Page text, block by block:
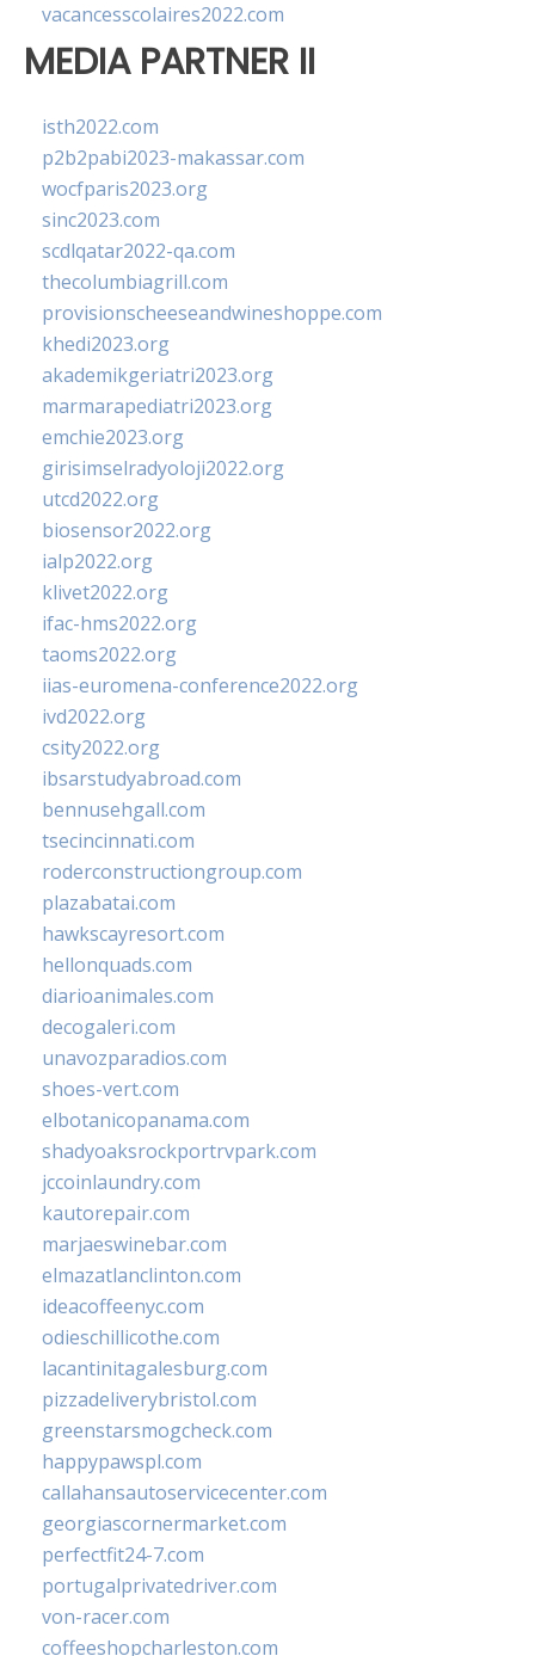
vacancesscolaires2022.com
MEDIA PARTNER II
isth2022.com
p2b2pabi2023-makassar.com
wocfparis2023.org
sinc2023.com
scdlqatar2022-qa.com
thecolumbiagrill.com
provisionscheeseandwineshoppe.com
khedi2023.org
akademikgeriatri2023.org
marmarapediatri2023.org
emchie2023.org
girisimselradyoloji2022.org
utcd2022.org
biosensor2022.org
ialp2022.org
klivet2022.org
ifac-hms2022.org
taoms2022.org
iias-euromena-conference2022.org
ivd2022.org
csity2022.org
ibsarstudyabroad.com
bennusehgall.com
tsecincinnati.com
roderconstructiongroup.com
plazabatai.com
hawkscayresort.com
hellonquads.com
diarioanimales.com
decogaleri.com
unavozparadios.com
shoes-vert.com
elbotanicopanama.com
shadyoaksrockportrvpark.com
jccoinlaundry.com
kautorepair.com
marjaeswinebar.com
elmazatlanclinton.com
ideacoffeenyc.com
odieschillicothe.com
lacantinitagalesburg.com
pizzadeliverybristol.com
greenstarsmogcheck.com
happypawspl.com
callahansautoservicecenter.com
georgiascornermarket.com
perfectfit24-7.com
portugalprivatedriver.com
von-racer.com
coffeeshopcharleston.com